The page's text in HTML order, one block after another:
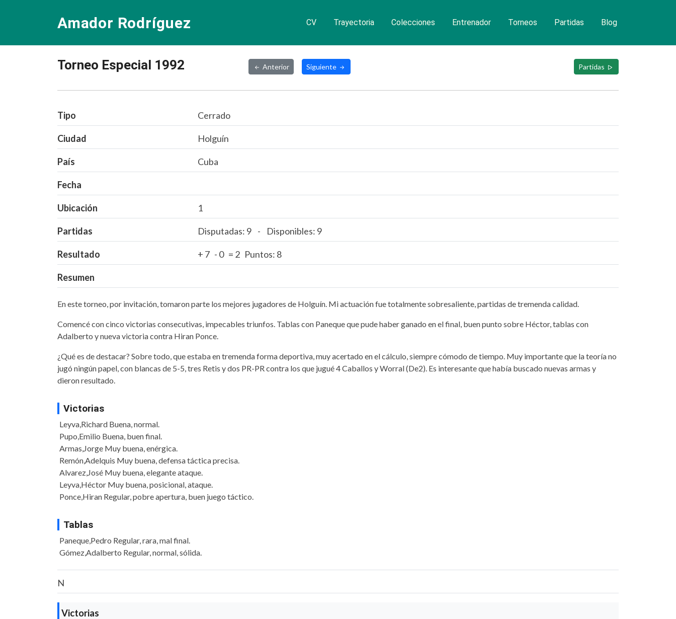
Amador Rodríguez CV Trayectoria Colecciones Entrenador Torneos Partidas Blog
Torneo Especial 1992 Anterior Siguiente Partidas
Tipo Cerrado
Ciudad Holguín
País Cuba
Fecha
Ubicación 1
Partidas Disputadas: 9 - Disponibles: 9
Resultado + 7 - 0 = 2 Puntos: 8
Resumen
En este torneo, por invitación, tomaron parte los mejores jugadores de Holguín. Mi actuación fue totalmente sobresaliente, partidas de tremenda calidad.
Comencé con cinco victorias consecutivas, impecables triunfos. Tablas con Paneque que pude haber ganado en el final, buen punto sobre Héctor, tablas con
Adalberto y nueva victoria contra Hiran Ponce.
¿Qué es de destacar? Sobre todo, que estaba en tremenda forma deportiva, muy acertado en el cálculo, siempre cómodo de tiempo. Muy importante que la teoría no
jugó ningún papel, con blancas de 5-5, tres Retis y dos PR-PR contra los que jugué 4 Caballos y Worral (De2). Es interesante que había buscado nuevas armas y
dieron resultado.
Victorias
Leyva,Richard Buena, normal.
Pupo,Emilio Buena, buen final.
Armas,Jorge Muy buena, enérgica.
Remón,Adelquis Muy buena, defensa táctica precisa.
Alvarez,José Muy buena, elegante ataque.
Leyva,Héctor Muy buena, posicional, ataque.
Ponce,Hiran Regular, pobre apertura, buen juego táctico.
Tablas
Paneque,Pedro Regular, rara, mal final.
Gómez,Adalberto Regular, normal, sólida.
N
Victorias